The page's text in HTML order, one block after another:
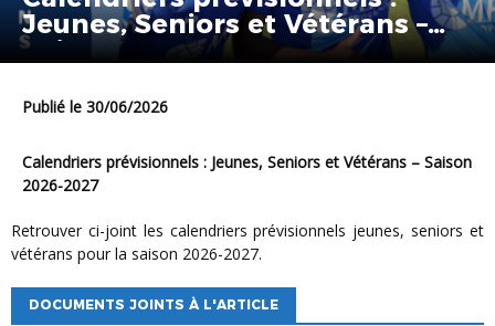
Jeunes, Seniors et Vétérans –
Saison 2026-2027
Publié le 30/06/2026
Calendriers prévisionnels : Jeunes, Seniors et Vétérans – Saison
2026-2027
Retrouver ci-joint les calendriers prévisionnels jeunes, seniors et
vétérans pour la saison 2026-2027.
DOCUMENTS JOINTS À L'ARTICLE